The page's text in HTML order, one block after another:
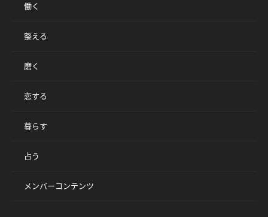
働く
整える
磨く
恋する
暮らす
占う
メンバーコンテンツ